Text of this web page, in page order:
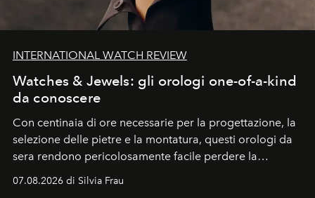
INTERNATIONAL WATCH REVIEW
Watches & Jewels: gli orologi one-of-a-kind
da conoscere
Con centinaia di ore necessarie per la progettazione, la
selezione delle pietre e la montatura, questi orologi da
sera rendono pericolosamente facile perdere la
cognizione del tempo. Ma con quadranti così
07.08.2026 di Silvia Frau